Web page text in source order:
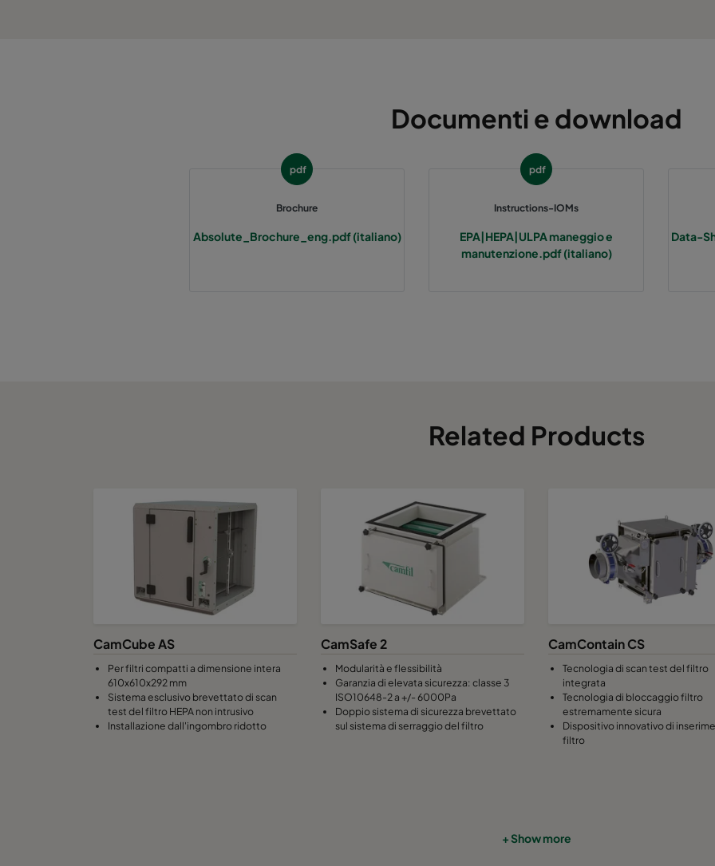
Documenti e download
pdf
Brochure
Absolute_Brochure_eng.pdf (italiano)
pdf
Instructions-IOMs
EPA|HEPA|ULPA maneggio e
manutenzione.pdf (italiano)
Data-
Related Products
CamCube AS
Per filtri compatti a dimensione intera
610x610x292 mm
Sistema esclusivo brevettato di scan
test del filtro HEPA non intrusivo
Installazione dall'ingombro ridotto
CamSafe 2
Modularità e flessibilità
Garanzia di elevata sicurezza: classe 3
ISO10648-2 a +/- 6000Pa
Doppio sistema di sicurezza brevettato
sul sistema di serraggio del filtro
CamContain CS
Tecnologia di scan test del filtro
integrata
Tecnologia di bloccaggio filtro
estremamente sicura
Dispositivo innovativo di
filtro
+ Show more